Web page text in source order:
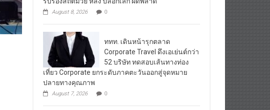
Corporate Travel ดึงเอเย่นต์กว่า
52 บริษัท ทดสอบเส้นทางท่อง
เที่ยว Corporate ยกระดับภาคตะวันออกสู่จุดหมาย
ปลายทางคุณภาพ
August 7, 2026